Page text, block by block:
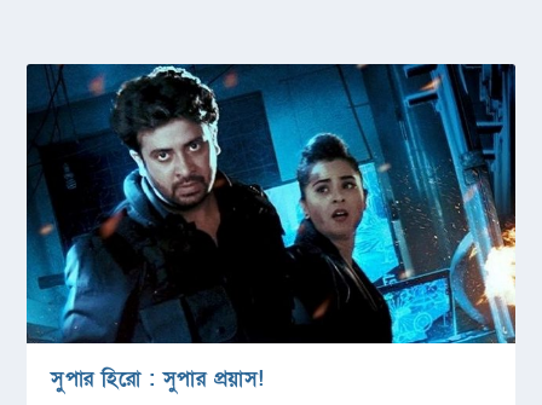
সুপার হিরো : সুপার প্রয়াস!